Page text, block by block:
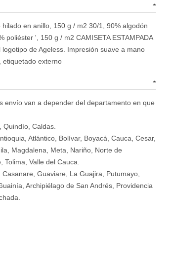
en anillo, 150 g / m2 30/1, 90% algodón
poliéster ', 150 g / m2 CAMISETA ESTAMPADA
de Ageless. Impresión suave a mano
etiquetado externo
envío van a depender del departamento en que
Quindío, Caldas.
Atlántico, Bolívar, Boyacá, Cauca, Cesar,
Magdalena, Meta, Nariño, Norte de
Tolima, Valle del Cauca.
Guaviare, La Guajira, Putumayo,
Archipiélago de San Andrés, Providencia